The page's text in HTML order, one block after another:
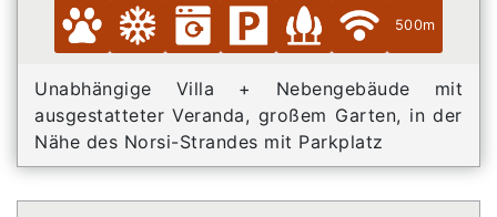
500m
Unabhängige Villa + Nebengebäude mit
ausgestatteter Veranda, großem Garten, in der
Nähe des Norsi-Strandes mit Parkplatz